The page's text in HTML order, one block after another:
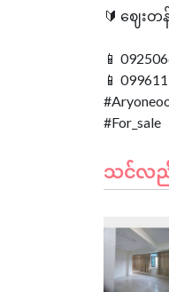
🔰 ဈေး
📱
📱
သင်လည်း